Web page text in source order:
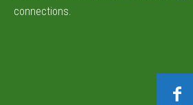
connections.